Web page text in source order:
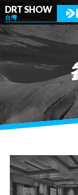
DRT SHOW
台灣